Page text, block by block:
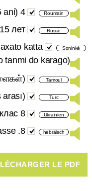
Roumain
4 (clasa de la 14 la 15 ani)
Russe
лет
Soninké
katta
tanmi do karago)
Tamoul
Turc
arası)
Ukrainien
8 клас
hebräisch
8. Klasse